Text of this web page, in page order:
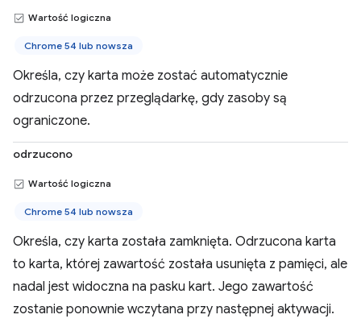
Wartość logiczna
Chrome 54 lub nowsza
Określa, czy karta może zostać automatycznie
odrzucona przez przeglądarkę, gdy zasoby są
ograniczone.
odrzucono
Wartość logiczna
Chrome 54 lub nowsza
Określa, czy karta została zamknięta. Odrzucona karta
to karta, której zawartość została usunięta z pamięci, ale
nadal jest widoczna na pasku kart. Jego zawartość
zostanie ponownie wczytana przy następnej aktywacji.